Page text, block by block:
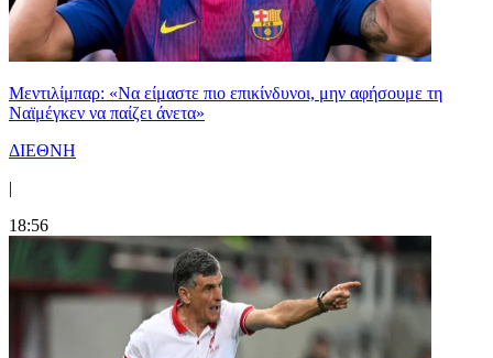
Μεντιλίμπαρ: «Να είμαστε πιο επικίνδυνοι, μην αφήσουμε τη
Ναϊμέγκεν να παίζει άνετα»
ΔΙΕΘΝΗ
|
18:56